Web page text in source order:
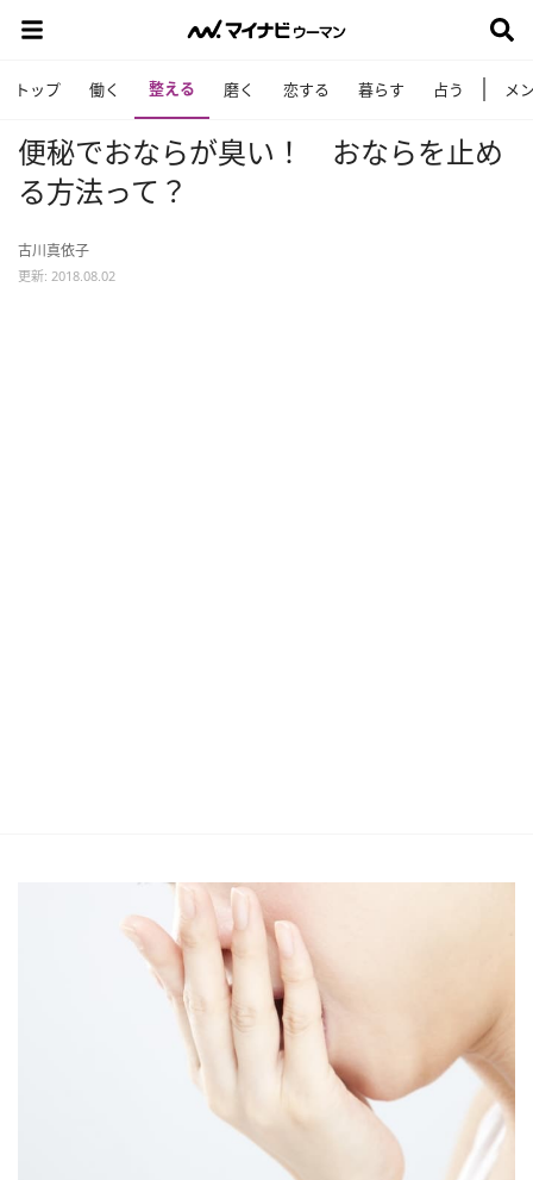
トップ 働く 整える 磨く 恋する 暮らす 占う メ
便秘でおならが臭い！ おならを止め
る方法って？
古川真依子
更新: 2018.08.02